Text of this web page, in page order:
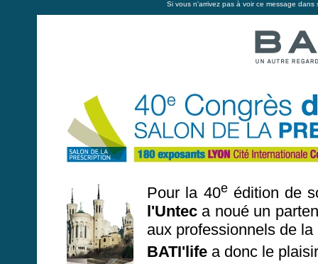
Si vous n'arrivez pas à voir ce message
Pour la 40eédition de
l'Untec a noué un
aux professionnels de
BATI'life a donc le